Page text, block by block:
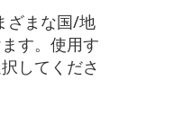
ざまな国/地
す。使用す
してくださ